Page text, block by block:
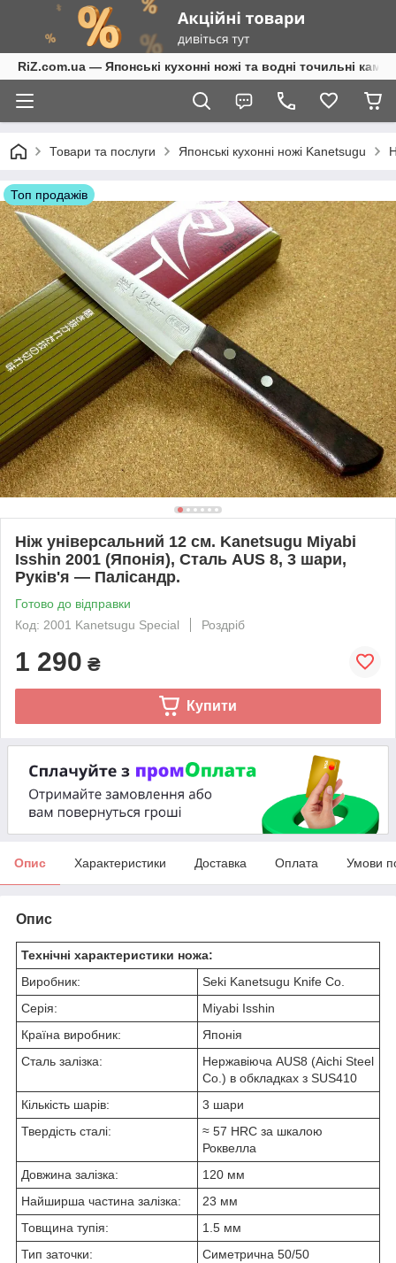
RiZ.com.ua — Японські кухонні ножі та водні точильні
Товари та послуги Японські кухонні ножі Kanetsugu
Топ продажів
Ніж універсальний 12 см. Kanetsugu Miyabi
Isshin 2001 (Японія), Сталь AUS 8, 3 шари,
Руків'я — Палісандр.
Готово до відправки
Код: 2001 Kanetsugu Special
Роздріб
1 290 ₴
Купити
Опис Характеристики Доставка Оплата Умови
Опис
Технічні характеристики ножа:
Виробник:
Seki Kanetsugu Knife Co.
Серія:
Miyabi Isshin
Країна виробник:
Японія
Сталь залізка:
Нержавіюча AUS8 (Aichi Steel
Co.) в обкладках з SUS410
Кількість шарів:
3 шари
Твердість сталі:
≈ 57 HRC за шкалою
Роквелла
Довжина залізка:
120 мм
Найширша частина залізка:
23 мм
Товщина тупія:
1.5 мм
Тип заточки:
Симетрична 50/50